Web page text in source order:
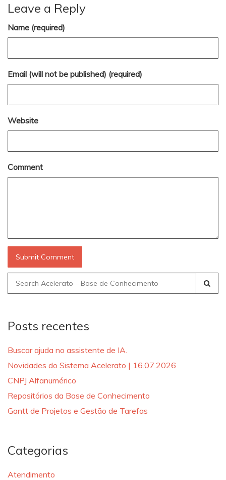
Leave a Reply
Name (required)
Email (will not be published) (required)
Website
Comment
Search
for:
Posts recentes
Buscar ajuda no assistente de IA.
Novidades do Sistema Acelerato | 16.07.2026
CNPJ Alfanumérico
Repositórios da Base de Conhecimento
Gantt de Projetos e Gestão de Tarefas
Categorias
Atendimento